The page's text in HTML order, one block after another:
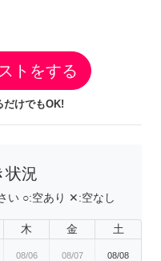
トをする
だけでもOK!
状況
い ○:空あり ✕:空なし
木 金 土
08/06 08/07 08/08